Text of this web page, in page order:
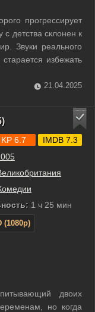
прогрессирует
с детства склонен к
Звуки реального
избежать
тишины. Однако
заговорила с
21.04.2025
1 ч 25 мин
(1080p)
KP 6.7 IMDB 7.3
двоих
но когда